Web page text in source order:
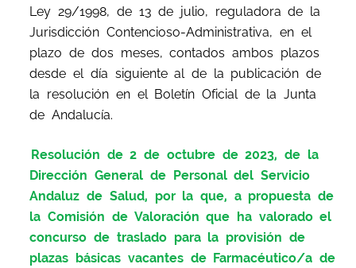
Ley 29/1998, de 13 de julio, reguladora de la
Jurisdicción Contencioso-Administrativa, en el
plazo de dos meses, contados ambos plazos
desde el día siguiente al de la publicación de
la resolución en el Boletín Oficial de la Junta
de Andalucía.
Resolución de 2 de octubre de 2023, de la
Dirección General de Personal del Servicio
Andaluz de Salud, por la que, a propuesta de
la Comisión de Valoración que ha valorado el
concurso de traslado para la provisión de
plazas básicas vacantes de Farmacéutico/a de